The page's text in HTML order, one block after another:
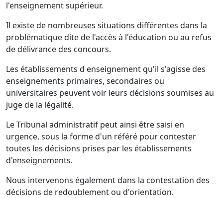
l'enseignement supérieur.
Il existe de nombreuses situations différentes dans la
problématique dite de l'accès à l'éducation ou au refus
de délivrance des concours.
Les établissements d enseignement qu'il s'agisse des
enseignements primaires, secondaires ou
universitaires peuvent voir leurs décisions soumises au
juge de la légalité.
Le Tribunal administratif peut ainsi être saisi en
urgence, sous la forme d'un référé pour contester
toutes les décisions prises par les établissements
d'enseignements.
Nous intervenons également dans la contestation des
décisions de redoublement ou d'orientation.